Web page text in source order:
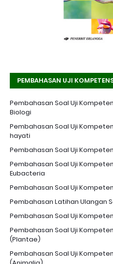
PEMBAHASAN UJI
Pembahasan Soal Uji
Biologi
Pembahasan Soal Uji
hayati
Pembahasan Soal Uji
Pembahasan Soal Uji
Eubacteria
Pembahasan Soal Uji
Pembahasan Latihan Ulangan
Pembahasan Soal Uji
Pembahasan Soal Uji
(Plantae)
Pembahasan Soal Uji